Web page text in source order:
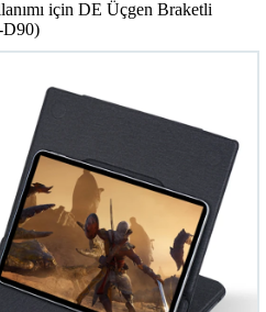
için DE Üçgen Braketli
D90)